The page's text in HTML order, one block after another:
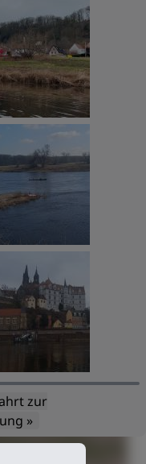
zur
»